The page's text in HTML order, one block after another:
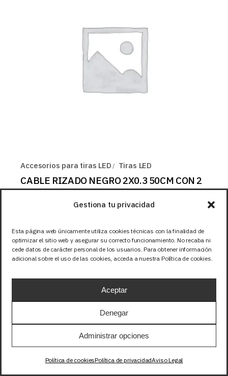
Gestiona tu privacidad
Esta página web únicamente utiliza cookies técnicas con la finalidad de
optimizar el sitio web y asegurar su correcto funcionamiento. No recaba ni
cede datos de carácter personal de los usuarios. Para obtener información
adicional sobre el uso de las cookies, acceda a nuestra Política de cookies.
Aceptar
Denegar
Administrar opciones
Política de cookiesPolítica de privacidadAviso Legal
Accesorios para tiras LED Tiras LED
CABLE RIZADO NEGRO 2X0.3 50CM CON 2